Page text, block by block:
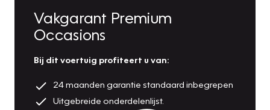
Vakgarant Premium
Occasions
Bij dit voertuig profiteert u van:
24 maanden garantie standaard inbegrepen
Uitgebreide onderdelenlijst.